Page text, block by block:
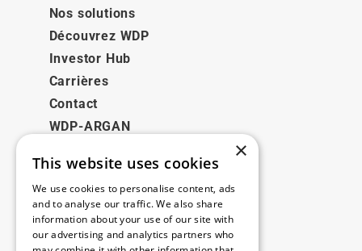
Nos solutions
Découvrez WDP
Investor Hub
Carrières
Contact
WDP-ARGAN
Juridique
Disclaimer
Politique de confidentialité
×
This website uses cookies
We use cookies to personalise content, ads
and to analyse our traffic. We also share
information about your use of our site with
our advertising and analytics partners who